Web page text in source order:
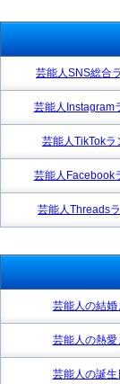
芸能人SNS総合
芸能人Instagram
芸能人TikTokラ
芸能人Facebook
芸能人Threads
芸能人の結婚
芸能人の熱愛
芸能人の誕生